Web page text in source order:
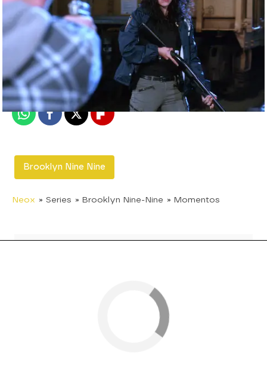
neox
Madrid
Publicado:12 de octubre de 2019, 22:32
WhatsappFacebook
X Flipboard
Brooklyn Nine Nine
Neox » Series » Brooklyn Nine-Nine » Momentos